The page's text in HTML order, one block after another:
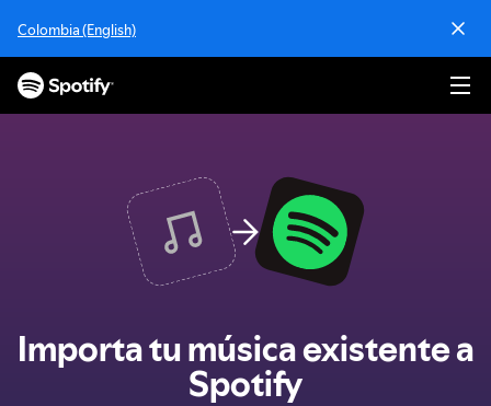
a
Colombia (English)
Importa tu música existente a
Spotify